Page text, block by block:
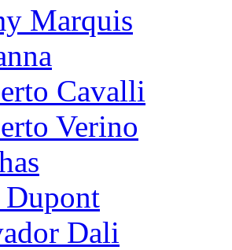
Marquis
Cavalli
Verino
Dupont
Dali